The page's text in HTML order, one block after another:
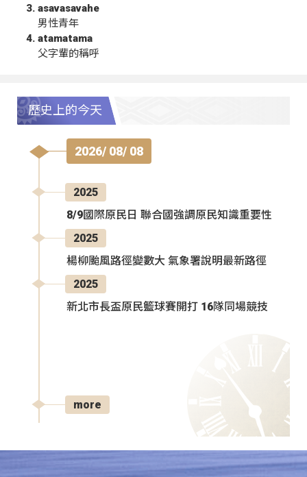
asavasavahe
男性青年
atamatama
父字輩的稱呼
歷史上的今天
2026/ 08/ 08
2025
8/9國際原民日 聯合國強調原民知識重要性
2025
楊柳颱風路徑變數大 氣象署說明最新路徑
2025
新北市長盃原民籃球賽開打 16隊同場競技
more